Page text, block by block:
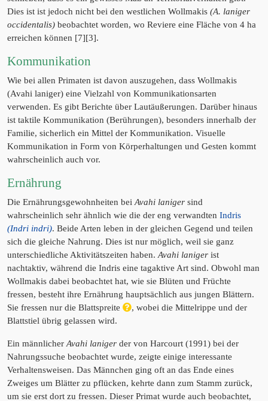
Dies ist ist jedoch nicht bei den westlichen Wollmakis (A. laniger
occidentalis) beobachtet worden, wo Reviere eine Fläche von 4 ha
erreichen können [7][3].
Kommunikation
Wie bei allen Primaten ist davon auszugehen, dass Wollmakis
(Avahi laniger) eine Vielzahl von Kommunikationsarten
verwenden. Es gibt Berichte über Lautäußerungen. Darüber hinaus
ist taktile Kommunikation (Berührungen), besonders innerhalb der
Familie, sicherlich ein Mittel der Kommunikation. Visuelle
Kommunikation in Form von Körperhaltungen und Gesten kommt
wahrscheinlich auch vor.
Ernährung
Die Ernährungsgewohnheiten bei Avahi laniger sind
wahrscheinlich sehr ähnlich wie die der eng verwandten Indris
(Indri indri). Beide Arten leben in der gleichen Gegend und teilen
sich die gleiche Nahrung. Dies ist nur möglich, weil sie ganz
unterschiedliche Aktivitätszeiten haben. Avahi laniger ist
nachtaktiv, während die Indris eine tagaktive Art sind. Obwohl man
Wollmakis dabei beobachtet hat, wie sie Blüten und Früchte
fressen, besteht ihre Ernährung hauptsächlich aus jungen Blättern.
Sie fressen nur die Blattspreite
, wobei die Mittelrippe und der
Blattstiel übrig gelassen wird.
Ein männlicher Avahi laniger der von Harcourt (1991) bei der
Nahrungssuche beobachtet wurde, zeigte einige interessante
Verhaltensweisen. Das Männchen ging oft an das Ende eines
Zweiges um Blätter zu pflücken, kehrte dann zum Stamm zurück,
um sie erst dort zu fressen. Dieser Primat wurde auch beobachtet,